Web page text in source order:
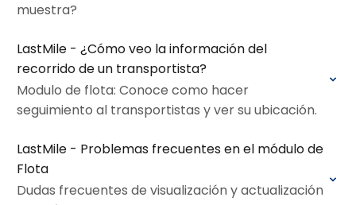
muestra?
LastMile - ¿Cómo veo la información del
recorrido de un transportista?
Modulo de flota: Conoce como hacer
seguimiento al transportistas y ver su ubicación.
LastMile - Problemas frecuentes en el módulo de
Flota
Dudas frecuentes de visualización y actualización